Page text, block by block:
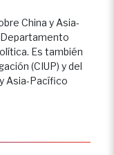
China y Asia-
Es también
(CIUP) y del
Asia-Pacífico